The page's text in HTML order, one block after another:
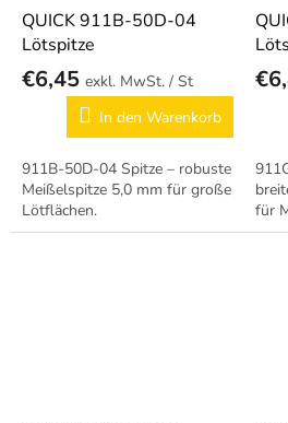
QUICK 911B-50D-04
Lötspitze
€6,45
/ St
In den Warenkorb
911B-50D-04 Spitze – robuste
Meißelspitze 5,0 mm für große
Lötflächen.
für